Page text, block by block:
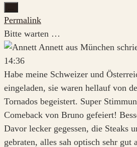
...
Metabox
ein-/ausblenden.
Permalink
Bitte warten …
Annett aus München
14:36
Habe meine Schweizer und
eingeladen, sie waren hellauf von
Tornados begeistert. Super
Comeback von Bruno gefeiert!
Davor lecker gegessen, die Steaks
gebraten, alles sah optisch sehr gut